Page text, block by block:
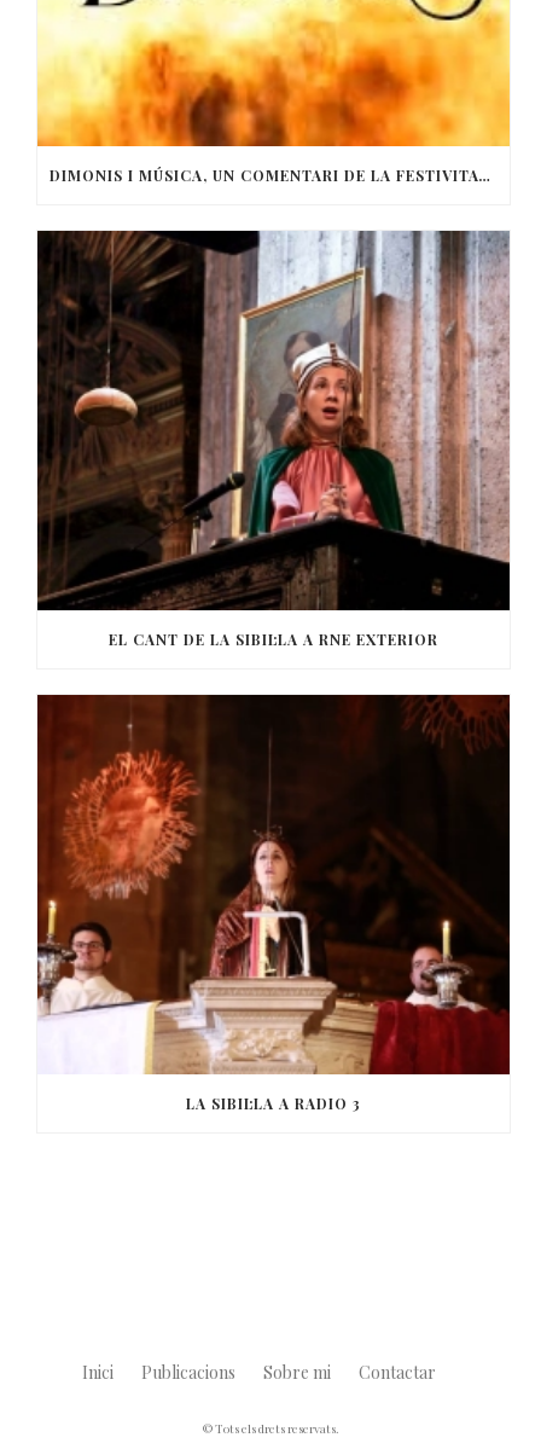
DIMONIS I MÚSICA, UN COMENTARI DE LA FESTIVITAT DE SANT ANTONI
EL CANT DE LA SIBIL·LA A RNE EXTERIOR
LA SIBIL·LA A RADIO 3
Inici Publicacions Sobre mi Contactar
© Tots els drets reservats.